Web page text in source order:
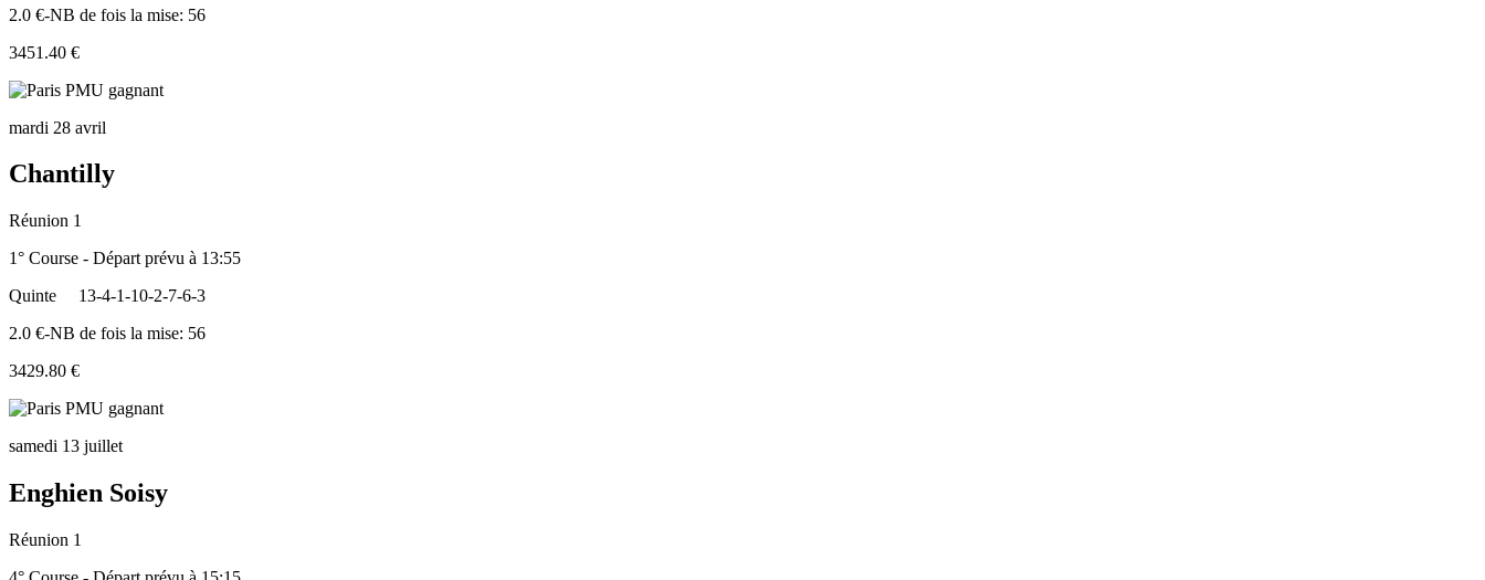
2.0 €-NB de fois la mise: 56
3451.40 €
mardi 28 avril
Chantilly
Réunion 1
1° Course - Départ prévu à 13:55
Quinte
13-4-1-10-2-7-6-3
2.0 €-NB de fois la mise: 56
3429.80 €
samedi 13 juillet
Enghien Soisy
Réunion 1